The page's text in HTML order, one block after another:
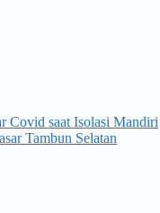
Covid saat Isolasi Mandiri
Tambun Selatan